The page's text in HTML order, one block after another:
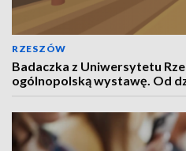
RZESZÓW
Badaczka z Uniwersytetu
ogólnopolską wystawę. Od